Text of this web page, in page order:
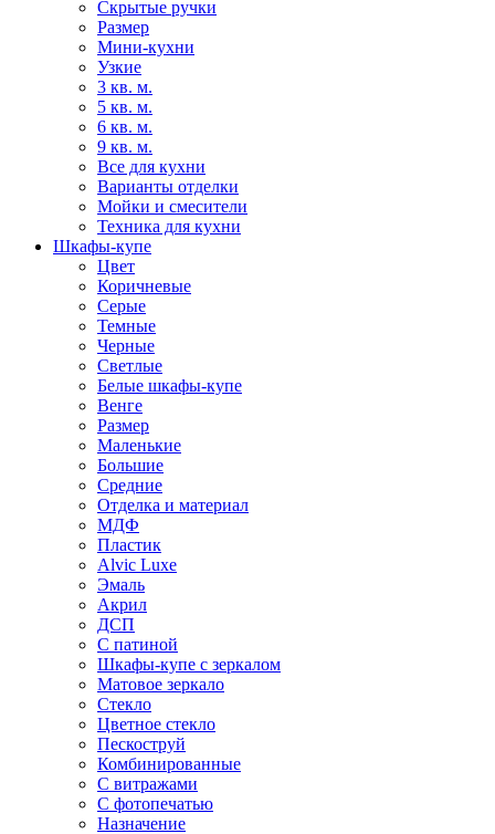
Скрытые ручки
Размер
Мини-кухни
Узкие
3 кв. м.
5 кв. м.
6 кв. м.
9 кв. м.
Все для кухни
Варианты отделки
Мойки и смесители
Техника для кухни
Шкафы-купе
Цвет
Коричневые
Серые
Темные
Черные
Светлые
Белые шкафы-купе
Венге
Размер
Маленькие
Большие
Средние
Отделка и материал
МДФ
Пластик
Alvic Luxe
Эмаль
Акрил
ДСП
С патиной
Шкафы-купе с зеркалом
Матовое зеркало
Стекло
Цветное стекло
Пескоструй
Комбинированные
С витражами
С фотопечатью
Назначение